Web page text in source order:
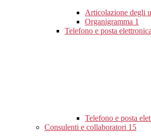
Articolazione degli
Organigramma 1
Telefono e posta elettronica
Telefono e posta
Consulenti e collaboratori 15